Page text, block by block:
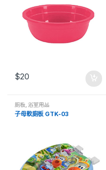
$20
廁板,浴室用品
子母軟廁板 GTK-03